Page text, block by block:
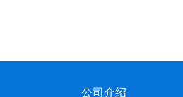
公司介绍